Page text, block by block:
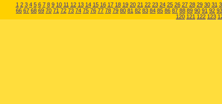
1 2 3 4 5 6 7 8 9 10 11 12 13 14 15 16 17 18 19 20 21 22 23 24 25 26 27 28 29 30 31
66 67 68 69 70 71 72 73 74 75 76 77 78 79 80 81 82 83 84 85 86 87 88 89 90 91 92 93
120 121 122 123